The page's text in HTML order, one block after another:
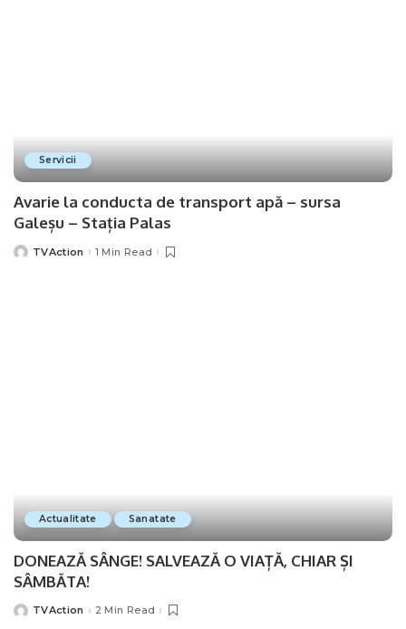
Servicii
Avarie la conducta de transport apă – sursa
Galeșu – Stația Palas
PostedTVAction 1 Min Read
Actualitate Sanatate
DONEAZĂ SÂNGE! SALVEAZĂ O VIAȚĂ, CHIAR ȘI
SÂMBĂTA!
PostedTVAction 2 Min Read